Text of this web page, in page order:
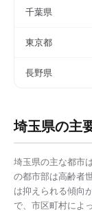
千葉県
東京都
長野県
埼玉県の主
埼玉県の主な都市
の都市部は高齢者
は抑えられる傾向
で、市区町村によ